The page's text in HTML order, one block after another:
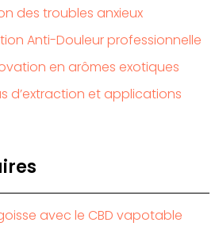
des troubles anxieux
Anti-Douleur professionnelle
en arômes exotiques
d’extraction et applications
avec le CBD vapotable